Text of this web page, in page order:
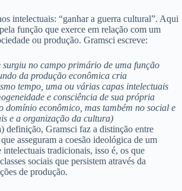
intelectuais: “ganhar a guerra cultural”. Aqui
função que exerce em relação com um
ou produção. Gramsci escreve:
surgiu no campo primário de uma função
da produção econômica cria
tempo, uma ou várias capas intelectuais
e consciência de sua própria
domínio econômico, mas também no social e
e a organização da cultura)
definição, Gramsci faz a distinção entre
asseguram a coesão ideológica de um
intelectuais tradicionais, isso é, os que
sociais que persistem através da
de produção.